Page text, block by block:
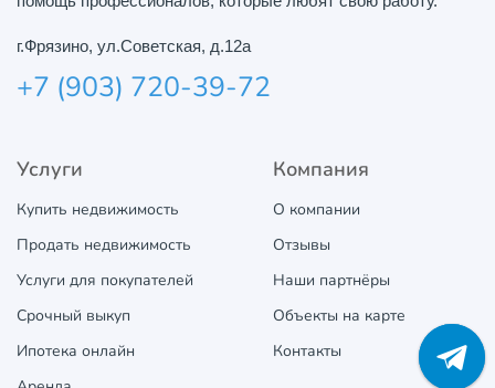
г.Фрязино, ул.Советская, д.12а
+7 (903) 720-39-72
Услуги
Купить недвижимость
Продать недвижимость
Услуги для покупателей
Срочный выкуп
Ипотека онлайн
Компания
О компании
Отзывы
Наши партнёры
Объекты на карте
Контакты